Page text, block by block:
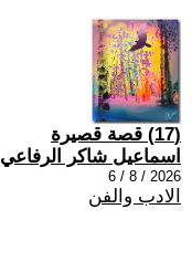
(17) قصة قصيرة
اسماعيل شاكر الرفاعي
2026 / 8 / 6
الادب والفن